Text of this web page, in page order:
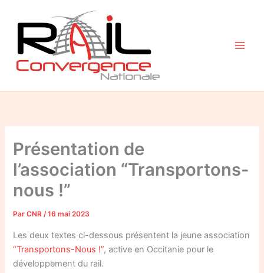
contenu
Présentation de
l’association “Transportons-
nous !”
ParCNR/16 mai 2023
Les deux textes ci-dessous présentent la jeune association
“Transportons-Nous !”, active en Occitanie pour le
développement du rail.